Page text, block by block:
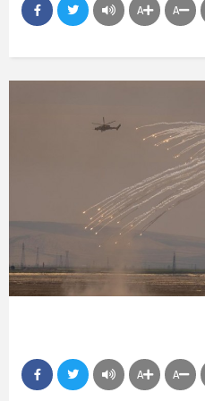
A A
A A